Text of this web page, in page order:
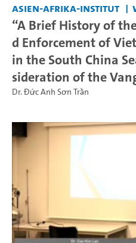
Asien-Afrika-Institut
“A Brief History of
d Enforcement of
in the South China
sideration of the
Dr. Đức Anh Sơn Trần